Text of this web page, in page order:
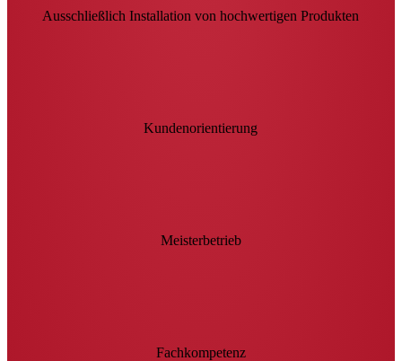
Ausschließlich Installation von hochwertigen Produkten
Kundenorientierung
Meisterbetrieb
Fachkompetenz